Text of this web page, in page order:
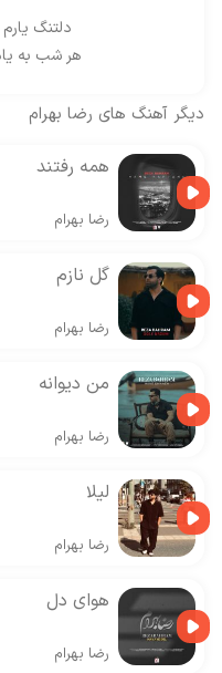
دلتنگ
هر شب به
دیگر آهنگ های رضا بهرام
همه رفتند
رضا بهرام
گل نازم
رضا بهرام
من دیوانه
رضا بهرام
لیلا
رضا بهرام
هوای دل
رضا بهرام